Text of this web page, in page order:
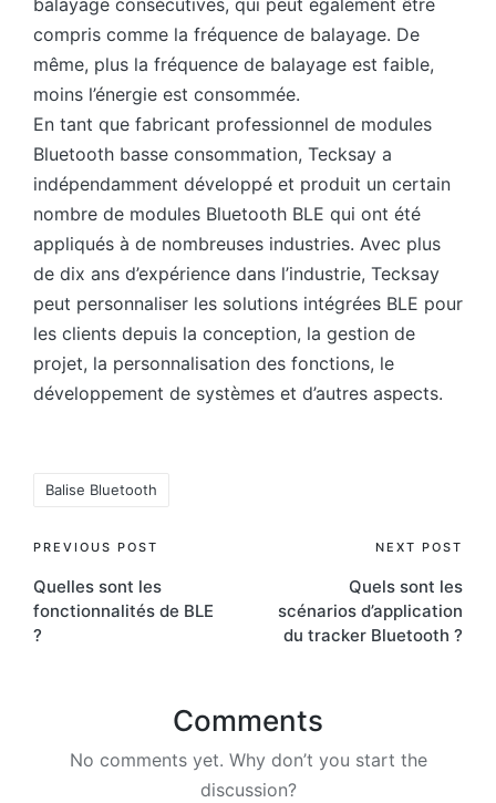
compris comme la fréquence de balayage. De
même, plus la fréquence de balayage est faible,
moins l’énergie est consommée.
En tant que fabricant professionnel de modules
Bluetooth basse consommation, Tecksay a
indépendamment développé et produit un certain
nombre de modules Bluetooth BLE qui ont été
appliqués à de nombreuses industries. Avec plus
de dix ans d’expérience dans l’industrie, Tecksay
peut personnaliser les solutions intégrées BLE pour
les clients depuis la conception, la gestion de
projet, la personnalisation des fonctions, le
développement de systèmes et d’autres aspects.
Balise Bluetooth
Post
navigation
PREVIOUS POST
Quelles sont les
fonctionnalités de BLE
?
NEXT POST
Quels sont les
scénarios d’application
du tracker Bluetooth ?
Comments
No comments yet. Why don’t you start the
discussion?